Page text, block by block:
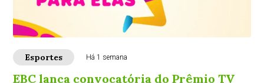
Esportes Há 1 semana
EBC lança convocatória do Prêmio TV